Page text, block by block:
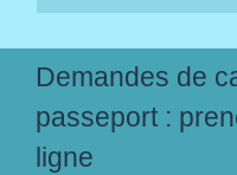
Demandes de
passeport :
ligne